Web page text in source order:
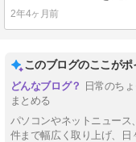
2年4ヶ月前
このブログのここがポ
日常のち
まとめる
パソコンやネットニュー
件まで幅広く取り上げ、